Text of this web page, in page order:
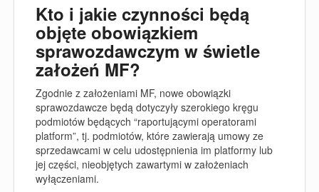
Kto i jakie czynności będą
objęte obowiązkiem
sprawozdawczym w świetle
założeń MF?
Zgodnie z założeniami MF, nowe obowiązki
sprawozdawcze będą dotyczyły szerokiego kręgu
podmiotów będących “raportującymi operatorami
platform”, tj. podmiotów, które zawierają umowy ze
sprzedawcami w celu udostępnienia im platformy lub
jej części, nieobjętych zawartymi w założeniach
wyłączeniami.